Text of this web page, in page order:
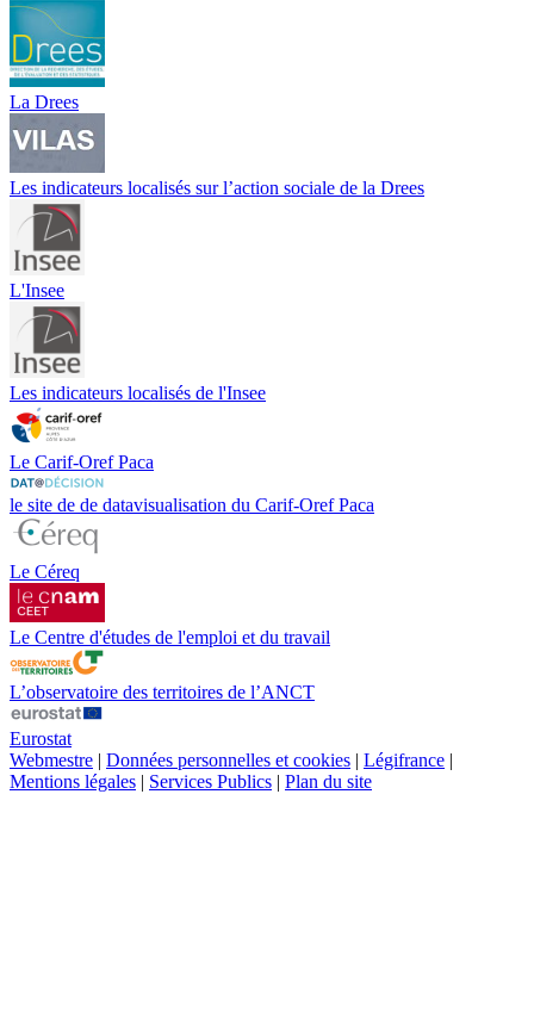
La Drees
Les indicateurs localisés sur l’action sociale de la Drees
L'Insee
Les indicateurs localisés de l'Insee
Le Carif-Oref Paca
le site de de datavisualisation du Carif-Oref Paca
Le Céreq
Le Centre d'études de l'emploi et du travail
L’observatoire des territoires de l’ANCT
Eurostat
Webmestre | Données personnelles et cookies | Légifrance |
Mentions légales | Services Publics | Plan du site